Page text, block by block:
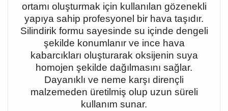
ortamı oluşturmak için kullanılan gözenekli
yapıya sahip profesyonel bir hava taşıdır.
Silindirik formu sayesinde su içinde dengeli
şekilde konumlanır ve ince hava
kabarcıkları oluşturarak oksijenin suya
homojen şekilde dağılmasını sağlar.
Dayanıklı ve neme karşı dirençli
malzemeden üretilmiş olup uzun süreli
kullanım sunar.